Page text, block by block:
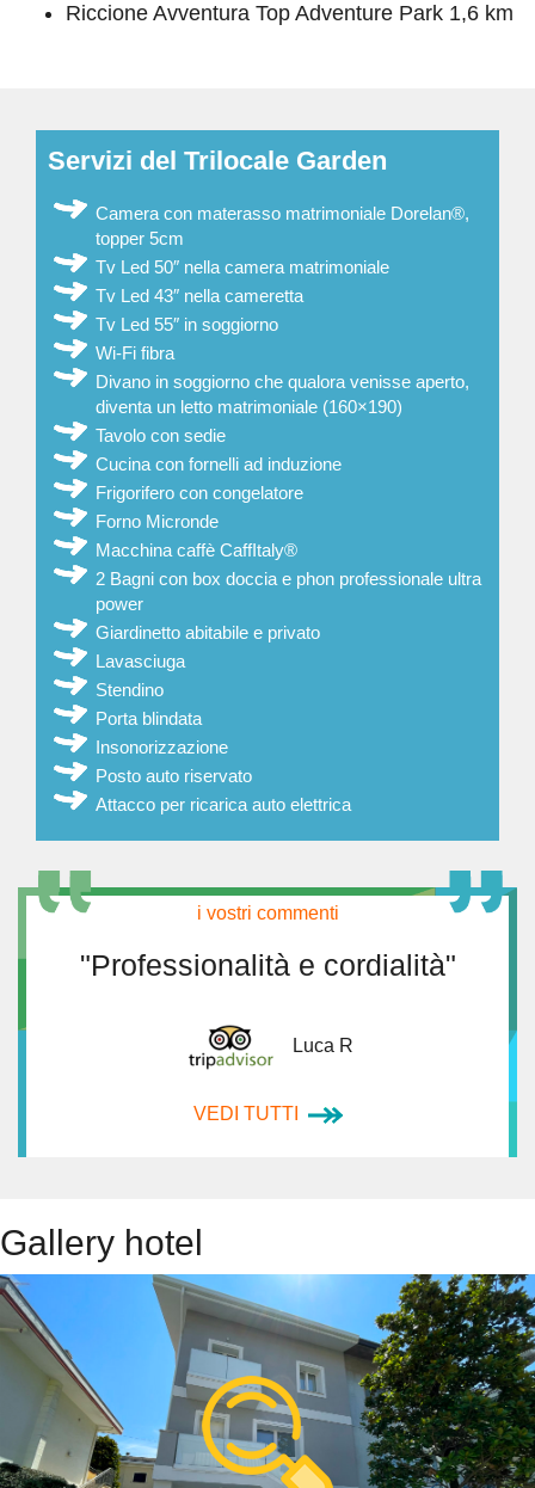
Riccione Avventura Top Adventure Park 1,6 km
Servizi del Trilocale Garden
Camera con materasso matrimoniale Dorelan®,
topper 5cm
Tv Led 50″ nella camera matrimoniale
Tv Led 43″ nella cameretta
Tv Led 55″ in soggiorno
Wi-Fi fibra
Divano in soggiorno che qualora venisse aperto,
diventa un letto matrimoniale (160×190)
Tavolo con sedie
Cucina con fornelli ad induzione
Frigorifero con congelatore
Forno Micronde
Macchina caffè CaffItaly®
2 Bagni con box doccia e phon professionale ultra
power
Giardinetto abitabile e privato
Lavasciuga
Stendino
Porta blindata
Insonorizzazione
Posto auto riservato
Attacco per ricarica auto elettrica
i vostri commenti
"Professionalità e cordialità"
Luca R
VEDI TUTTI
Gallery hotel